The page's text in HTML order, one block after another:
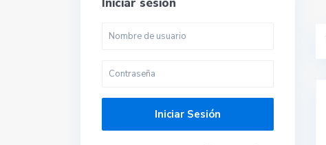
Iniciar Sesión